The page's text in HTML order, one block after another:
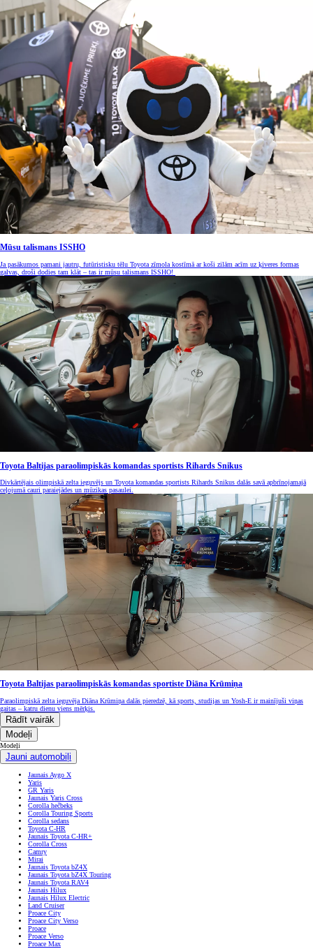
Mūsu talismans ISSHO
Ja pasākumos pamani jautru, futūristisku tēlu Toyota zīmola kostīmā ar koši zilām acīm uz ķiveres formas
galvas, droši dodies tam klāt – tas ir mūsu talismans ISSHO!
Toyota Baltijas paraolimpiskās komandas sportists Rihards Snikus
Divkārtējais olimpiskā zelta ieguvējs un Toyota komandas sportists Rihards Snikus dalās savā apbrīnojamajā
ceļojumā cauri paraiejādes un mūzikas pasaulei.
Toyota Baltijas paraolimpiskās komandas sportiste Diāna Krūmiņa
Paraolimpiskā zelta ieguvēja Diāna Krūmiņa dalās pieredzē, kā sports, studijas un Yosh-E ir mainījuši viņas
gaitas – katru dienu viens mērķis.
Rādīt vairāk
Modeļi
Modeļi
Jauni automobiļi
Jaunais Aygo X
Yaris
GR Yaris
Jaunais Yaris Cross
Corolla hečbeks
Corolla Touring Sports
Corolla sedans
Toyota C-HR
Jaunais Toyota C-HR+
Corolla Cross
Camry
Mirai
Jaunais Toyota bZ4X
Jaunais Toyota bZ4X Touring
Jaunais Toyota RAV4
Jaunais Hilux
Jaunais Hilux Electric
Land Cruiser
Proace City
Proace City Verso
Proace
Proace Verso
Proace Max